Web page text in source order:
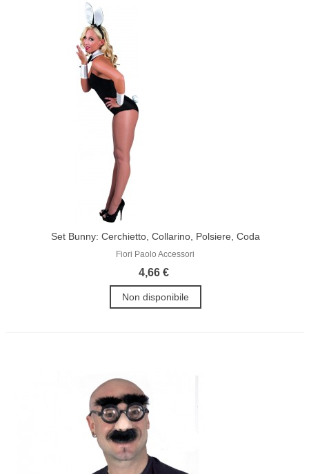
Set Bunny: Cerchietto, Collarino, Polsiere, Coda
Fiori Paolo Accessori
4,66 €
Non disponibile